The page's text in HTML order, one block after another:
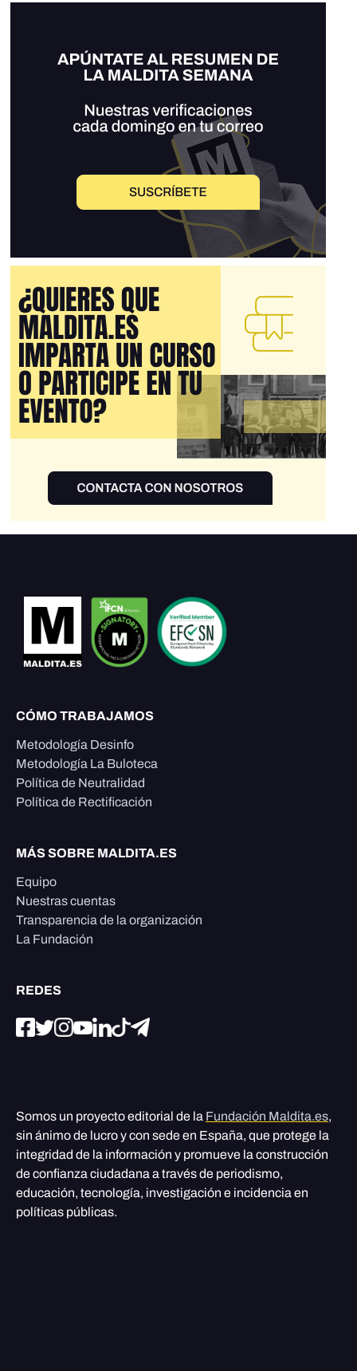
CÓMO TRABAJAMOS
Metodología Desinfo
Metodología La Buloteca
Política de Neutralidad
Política de Rectificación
MÁS SOBRE MALDITA.ES
Equipo
Nuestras cuentas
Transparencia de la organización
La Fundación
REDES
Somos un proyecto editorial de la Fundación Maldita.es,
sin ánimo de lucro y con sede en España, que protege la
integridad de la información y promueve la construcción
de confianza ciudadana a través de periodismo,
educación, tecnología, investigación e incidencia en
políticas públicas.